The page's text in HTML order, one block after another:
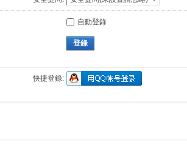
自動登錄
登錄
快捷登錄: